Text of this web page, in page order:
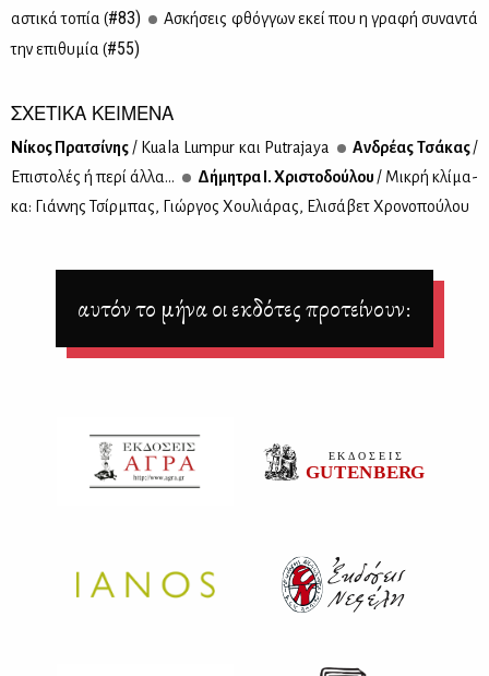
αστι­κά το­πία (#83)
Ασκή­σεις φθόγ­γων εκεί που η γρα­φή συ­να­ντά
την επι­θυ­μία (#55)
ΣΧΕΤΙΚΑ ΚΕΙΜΕΝΑ
Νί­κος Πρα­τσί­νης / Kuala Lumpur και Putrajaya Αν­δρέ­ας Τσά­κας/
Επι­στο­λές ή πε­ρί άλ­λα...
Δή­μη­τρα Ι. Χρι­στο­δού­λου / Μι­κρή κλί­μα­
κα: Γιάν­νης Τσίρ­μπας, Γιώρ­γος Χου­λιά­ρας, Ελι­σά­βετ Χρο­νο­πού­λου
αυτόν το μήνα οι εκδότες προτείνουν: